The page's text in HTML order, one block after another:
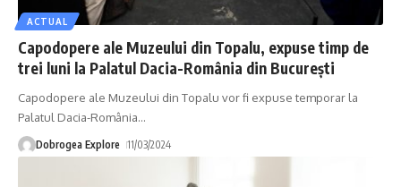
ACTUAL
Capodopere ale Muzeului din Topalu, expuse timp de
trei luni la Palatul Dacia-România din București
Capodopere ale Muzeului din Topalu vor fi expuse temporar la
Palatul Dacia-România…
Dobrogea Explore 11/03/2024